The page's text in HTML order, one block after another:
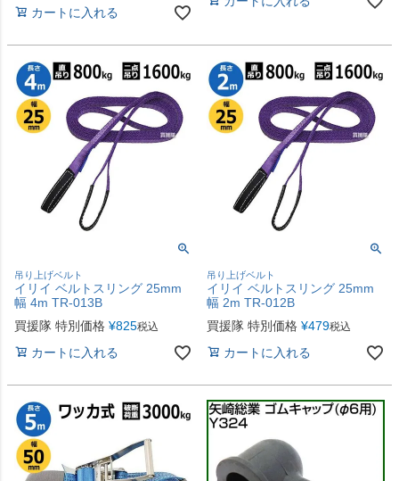
カートに入れる
吊り上げベルト
イリイ ベルトスリング 25mm
幅 4m TR-013B
買援隊 特別価格 ¥825税込
カートに入れる
吊り上げベルト
イリイ ベルトスリング 25mm
幅 2m TR-012B
買援隊 特別価格 ¥479税込
カートに入れる